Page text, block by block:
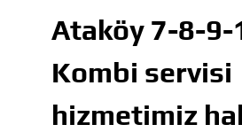
Ataköy 7-8-9-
Kombi servisi
hizmetimiz